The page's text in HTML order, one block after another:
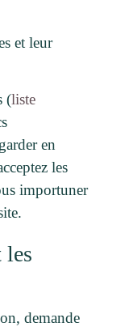
et leur
(liste
en
les
importuner
les
demande